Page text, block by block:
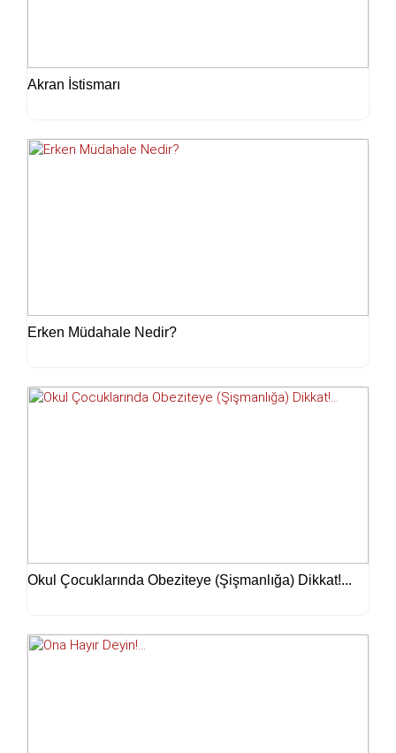
Akran İstismarı
Erken Müdahale Nedir?
Okul Çocuklarında Obeziteye (Şişmanlığa) Dikkat!...